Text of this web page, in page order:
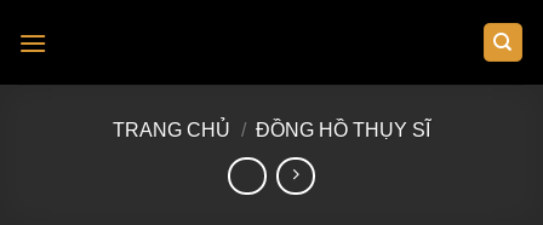
TRANG CHỦ / ĐỒNG HỒ THỤY SĨ